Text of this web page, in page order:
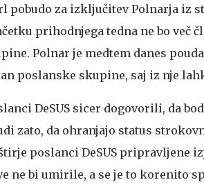
pobudo za izključitev Polnarja iz
prihodnjega tedna ne bo več
Polnar je medtem danes
poslanske skupine, saj iz nje
DeSUS sicer dogovorili, da
zato, da ohranjajo status
poslanci DeSUS pripravljene
ne bi umirile, a se je to korenito